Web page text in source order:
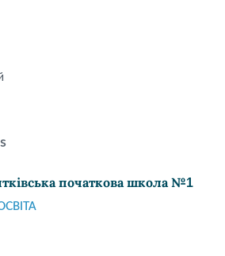
початкова школа №1